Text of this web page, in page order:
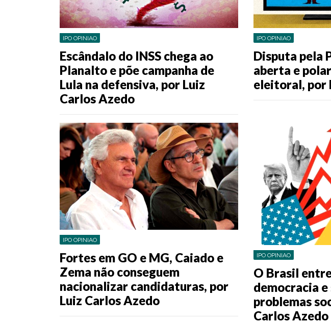
IPO OPINIAO
Escândalo do INSS chega ao
Planalto e põe campanha de
Lula na defensiva, por Luiz
Carlos Azedo
IPO OPINIAO
Disputa pela
aberta e
eleitoral, por
IPO OPINIAO
Fortes em GO e MG, Caiado e
Zema não conseguem
nacionalizar candidaturas, por
Luiz Carlos Azedo
IPO OPINIAO
O Brasil
democracia e
problemas
Carlos Azedo